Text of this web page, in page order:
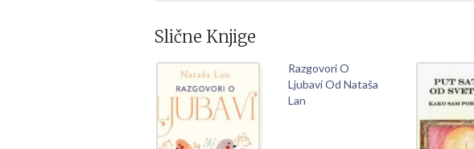
Slične Knjige
Razgovori O
Ljubavi Od Nataša
Lan